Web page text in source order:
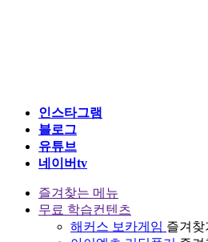
인스타그램
블로그
유튜브
네이버tv
즐겨찾는 메뉴
무료 학습컨텐츠
해커스 보카게임 즐겨찾